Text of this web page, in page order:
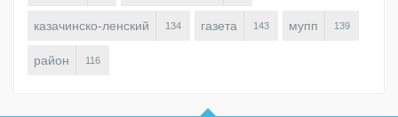
казачинско-ленский 134 газета 143 мупп 139
район 116